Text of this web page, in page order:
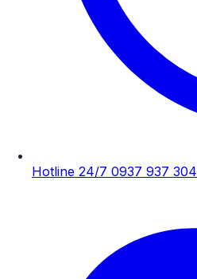
Hotline 24/7 0937 937 304